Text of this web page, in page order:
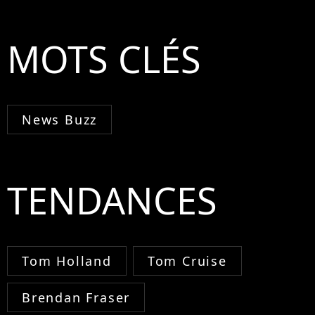
MOTS CLÉS
News Buzz
TENDANCES
Tom Holland Tom Cruise
Brendan Fraser